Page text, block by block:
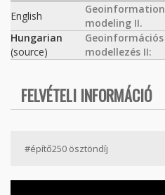
English
Geoinformation
modeling II.
Hungarian
(source)
Geoinformációs
modellezés II:
FELVÉTELI INFORMÁCIÓ
#építő250 ösztöndíj